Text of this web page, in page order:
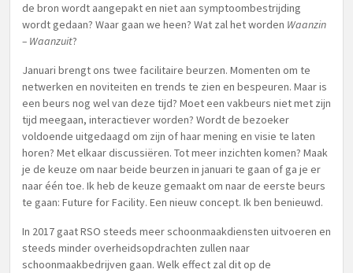
de bron wordt aangepakt en niet aan symptoombestrijding
wordt gedaan? Waar gaan we heen? Wat zal het worden Waanzin
– Waanzuit?
Januari brengt ons twee facilitaire beurzen. Momenten om te
netwerken en noviteiten en trends te zien en bespeuren. Maar is
een beurs nog wel van deze tijd? Moet een vakbeurs niet met zijn
tijd meegaan, interactiever worden? Wordt de bezoeker
voldoende uitgedaagd om zijn of haar mening en visie te laten
horen? Met elkaar discussiëren. Tot meer inzichten komen? Maak
je de keuze om naar beide beurzen in januari te gaan of ga je er
naar één toe. Ik heb de keuze gemaakt om naar de eerste beurs
te gaan: Future for Facility. Een nieuw concept. Ik ben benieuwd.
In 2017 gaat RSO steeds meer schoonmaakdiensten uitvoeren en
steeds minder overheidsopdrachten zullen naar
schoonmaakbedrijven gaan. Welk effect zal dit op de